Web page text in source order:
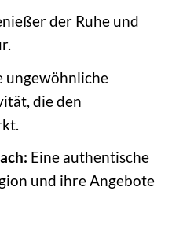
der Ruhe und
ungewöhnliche
die den
Eine authentische
und ihre Angebote